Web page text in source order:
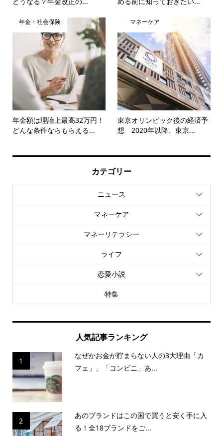
年金・社会保険
年金額は理論上最高32万円！
どんな条件ならもらえる...
マネーケア
東京オリンピック後の経済予
想 2020年以降、東京...
カテゴリー
ニュース
マネーケア
マネーリテラシー
ライフ
恋愛小説
特集
人気記事ランキング
1
なぜかお金が貯まらない人の3大理由「カ
フェ」、「コンビニ」あ...
2
あのブランドはこの国で買うと安く手に入
る！全18ブランドをご...